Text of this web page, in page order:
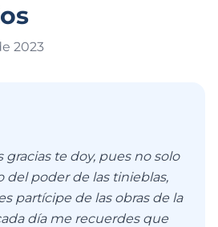
2023
gracias te doy, pues no solo
del poder de las tinieblas,
partícipe de las obras de la
día me recuerdes que